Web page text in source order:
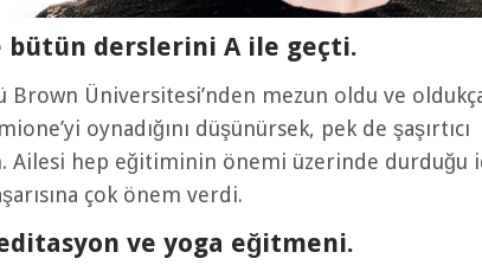
bütün derslerini A ile geçti.
Brown Üniversitesi’nden mezun oldu ve
oynadığını düşünürsek, pek de şaşırtıcı
Ailesi hep eğitiminin önemi üzerinde durduğu
çok önem verdi.
ve yoga eğitmeni.